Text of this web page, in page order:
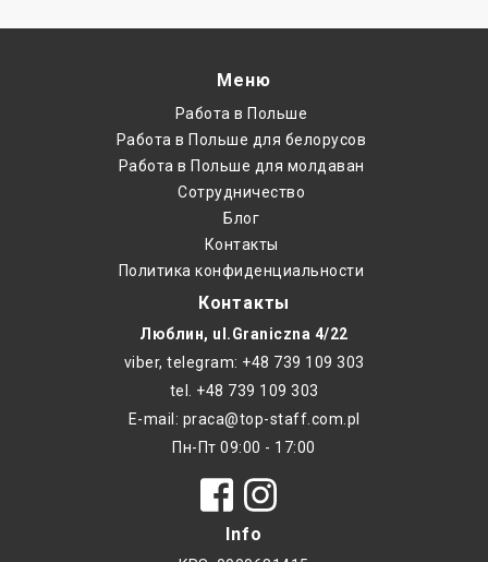
Меню
Работа в Польше
Работа в Польше для белорусов
Работа в Польше для молдаван
Cотрудничество
Блог
Контакты
Политика конфиденциальности
Контакты
Люблин, ul.Graniczna 4/22
viber, telegram: +48 739 109 303
tel. +48 739 109 303
E-mail: praca@top-staff.com.pl
Пн-Пт 09:00 - 17:00
Info